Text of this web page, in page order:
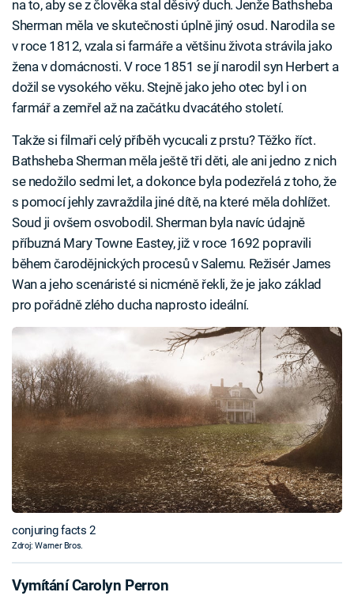
na to, aby se z člověka stal děsivý duch. Jenže Bathsheba
Sherman měla ve skutečnosti úplně jiný osud. Narodila se
v roce 1812, vzala si farmáře a většinu života strávila jako
žena v domácnosti. V roce 1851 se jí narodil syn Herbert a
dožil se vysokého věku. Stejně jako jeho otec byl i on
farmář a zemřel až na začátku dvacátého století.
Takže si filmaři celý příběh vycucali z prstu? Těžko říct.
Bathsheba Sherman měla ještě tři děti, ale ani jedno z nich
se nedožilo sedmi let, a dokonce byla podezřelá z toho, že
s pomocí jehly zavraždila jiné dítě, na které měla dohlížet.
Soud ji ovšem osvobodil. Sherman byla navíc údajně
příbuzná Mary Towne Eastey, již v roce 1692 popravili
během čarodějnických procesů v Salemu. Režisér James
Wan a jeho scenáristé si nicméně řekli, že je jako základ
pro pořádně zlého ducha naprosto ideální.
conjuring facts 2
Zdroj: Warner Bros.
Vymítání Carolyn Perron